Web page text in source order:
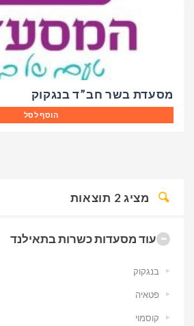
מסעדת בשר חב”ד בנגקוק
הוסף לסל
מציג 2 תוצאות
עוד מסעדות כשרות בתאילנד
בנגקוק
פטאיה
קוסמוי